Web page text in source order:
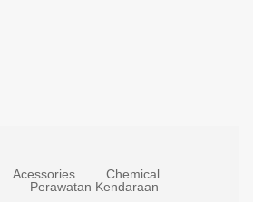
Acessories
Chemical
Perawatan Kendaraan